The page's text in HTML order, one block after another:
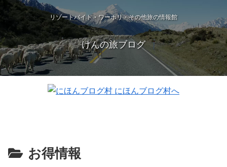
リゾートバイト・ワーホリ・その他旅の情報館
けんの旅ブログ
お得情報